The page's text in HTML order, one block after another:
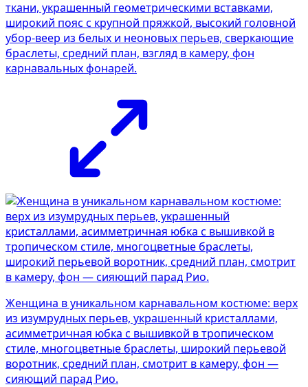
ткани, украшенный геометрическими вставками,
широкий пояс с крупной пряжкой, высокий головной
убор-веер из белых и неоновых перьев, сверкающие
браслеты, средний план, взгляд в камеру, фон
карнавальных фонарей.
Женщина в уникальном карнавальном костюме: верх
из изумрудных перьев, украшенный кристаллами,
асимметричная юбка с вышивкой в тропическом
стиле, многоцветные браслеты, широкий перьевой
воротник, средний план, смотрит в камеру, фон —
сияющий парад Рио.